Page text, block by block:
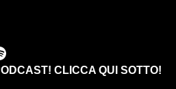
CLICCA QUI SOTTO!